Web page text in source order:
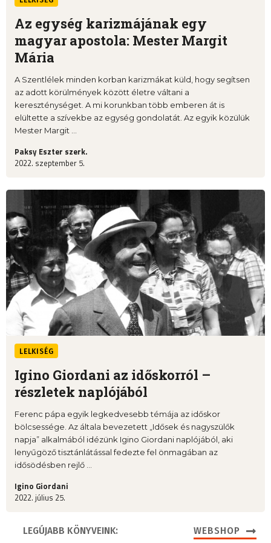
Az egység karizmájának egy
magyar apostola: Mester Margit
Mária
A Szentlélek minden korban karizmákat küld, hogy segítsen
az adott körülmények között életre váltani a
kereszténységet. A mi korunkban több emberen át is
elültette a szívekbe az egység gondolatát. Az egyik közülük
Mester Margit ...
Paksy Eszter szerk.
2022. szeptember 5.
LELKISÉG
Igino Giordani az időskorról –
részletek naplójából
Ferenc pápa egyik legkedvesebb témája az időskor
bölcsessége. Az általa bevezetett „Idősek és nagyszülők
napja” alkalmából idézünk Igino Giordani naplójából, aki
lenyűgöző tisztánlátással fedezte fel önmagában az
idősödésben rejlő ...
Igino Giordani
2022. július 25.
LEGÚJABB KÖNYVEINK: WEBSHOP